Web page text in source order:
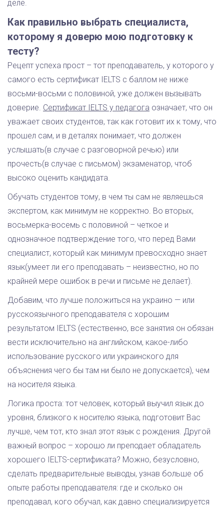
деле.
Как правильно выбрать специалиста,
которому я доверю мою подготовку к
тесту?
Рецепт успеха прост – тот преподаватель, у которого у
самого есть сертификат IELTS с баллом не ниже
восьми-восьми с половиной, уже должен вызывать
доверие. Сертификат IELTS у педагога означает, что он
уважает своих студентов, так как готовит их к тому, что
прошел сам, и в деталях понимает, что должен
услышать(в случае с разговорной речью) или
прочесть(в случае с письмом) экзаменатор, чтоб
высоко оценить кандидата.
Обучать студентов тому, в чем ты сам не являешься
экспертом, как минимум не корректно. Во вторых,
восьмерка-восемь с половиной – четкое и
однозначное подтверждение того, что перед Вами
специалист, который как минимум превосходно знает
язык(умеет ли его преподавать – неизвестно, но по
крайней мере ошибок в речи и письме не делает).
Добавим, что лучше положиться на украино — или
русскоязычного преподавателя с хорошим
результатом IELTS (естественно, все занятия он обязан
вести исключительно на английском, какое-либо
использование русского или украинского для
объяснения чего бы там ни было не допускается), чем
на носителя языка.
Логика проста: тот человек, который выучил язык до
уровня, близкого к носителю языка, подготовит Вас
лучше, чем тот, кто знал этот язык с рождения. Другой
важный вопрос – хорошо ли преподает обладатель
хорошего IELTS-сертификата? Можно, безусловно,
сделать предварительные выводы, узнав больше об
опыте работы преподавателя: где и сколько он
преподавал, кого обучал, как давно специализируется